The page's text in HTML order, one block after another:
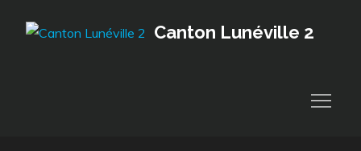
Canton Lunéville 2